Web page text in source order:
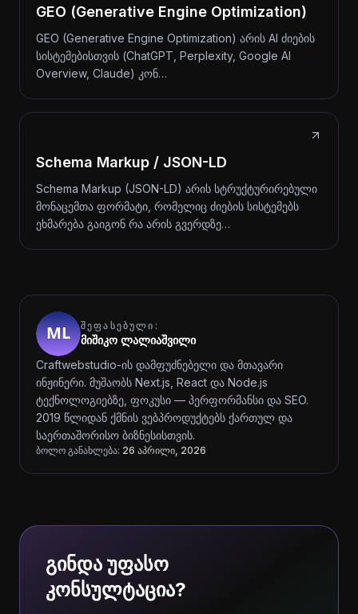
GEO (Generative Engine Optimization)
GEO (Generative Engine Optimization) არის AI ძიების
სისტემებისთვის (ChatGPT, Perplexity, Google AI
Overview, Claude) კონ…
Schema Markup / JSON-LD
Schema Markup (JSON-LD) არის სტრუქტურირებული
მონაცემთა ფორმატი, რომელიც ძიების სისტემებს
ეხმარება გაიგონ რა არის გვერდზე…
ᲨᲔᲤᲐᲡᲔᲑᲣᲚᲘ:
მიშიკო ლალიაშვილი
Craftwebstudio-ის დამფუძნებელი და მთავარი
ინჟინერი. მუშაობს Next.js, React და Node.js
ტექნოლოგიებზე, ფოკუსი — პერფორმანსი და SEO.
2019 წლიდან ქმნის ვებპროდუქტებს ქართულ და
საერთაშორისო ბიზნესისთვის.
ბოლო განახლება: 26 აპრილი, 2026
გინდა უფასო
კონსულტაცია?